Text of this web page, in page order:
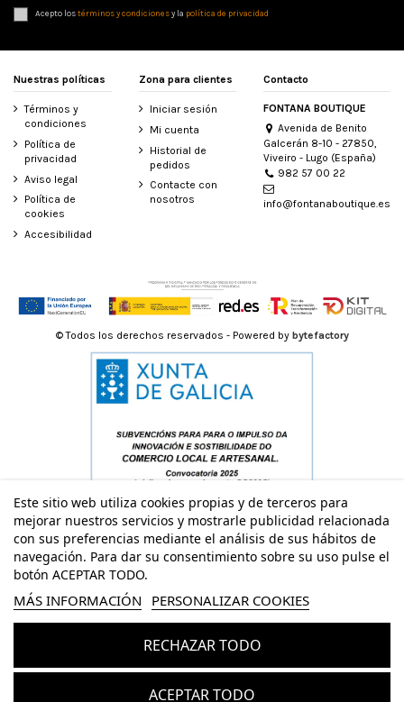
Acepto lostérminos y condicionesy la política de privacidad
Nuestras políticas
Términos y
condiciones
Política de
privacidad
Aviso legal
Política de
cookies
Accesibilidad
Zona para clientes
Iniciar sesión
Mi cuenta
Historial de
pedidos
Contacte con
nosotros
Contacto
FONTANA BOUTIQUE
Avenida de Benito
Galcerán 8-10 - 27850,
Viveiro - Lugo (España)
982 57 00 22
info@fontanaboutique.es
Este sitio web utiliza cookies propias y de terceros para
mejorar nuestros servicios y mostrarle publicidad relacionada
con sus preferencias mediante el análisis de sus hábitos de
navegación. Para dar su consentimiento sobre su uso pulse el
botón ACEPTAR TODO.
MÁS INFORMACIÓN PERSONALIZAR COOKIES
RECHAZAR TODO
ACEPTAR TODO
© Todos los derechos reservados - Powered by bytefactory